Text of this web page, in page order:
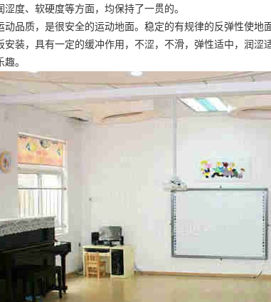
度、软硬度等方面，均保持了一贯的。
动品质，是很安全的运动地面。稳定的有规律的反弹性使
安装，具有一定的缓冲作用，不涩，不滑，弹性适中，润
。